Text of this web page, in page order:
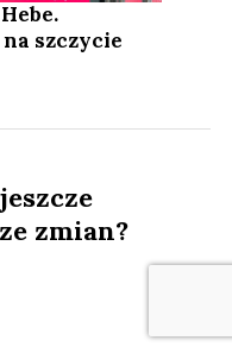
szczycie
zmian?